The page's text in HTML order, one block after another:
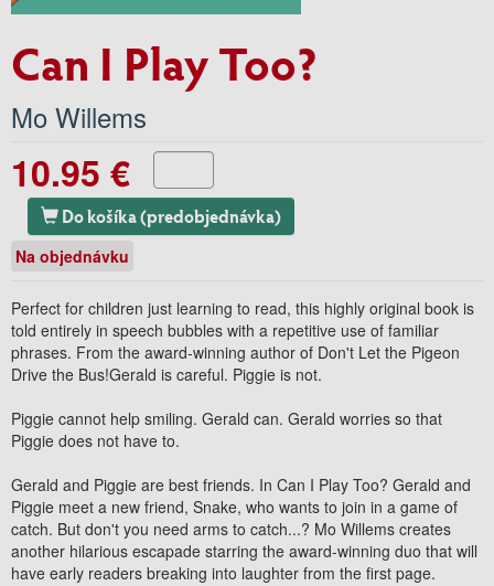
Can I Play Too?
Mo Willems
10.95 €
Do košíka (predobjednávka)
Na objednávku
Perfect for children just learning to read, this highly original book is
told entirely in speech bubbles with a repetitive use of familiar
phrases. From the award-winning author of Don't Let the Pigeon
Drive the Bus!Gerald is careful. Piggie is not.
Piggie cannot help smiling. Gerald can. Gerald worries so that
Piggie does not have to.
Gerald and Piggie are best friends. In Can I Play Too? Gerald and
Piggie meet a new friend, Snake, who wants to join in a game of
catch. But don't you need arms to catch...? Mo Willems creates
another hilarious escapade starring the award-winning duo that will
have early readers breaking into laughter from the first page.